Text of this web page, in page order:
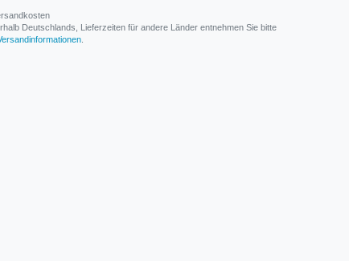
Deutschlands, Lieferzeiten für andere Länder entnehmen Sie bitte